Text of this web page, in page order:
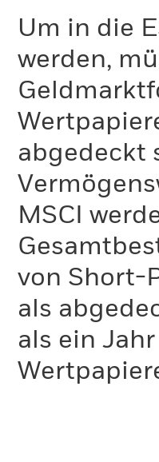
Um in die
werden,
abgedeckt
MSCI
von Short-
als
als ein